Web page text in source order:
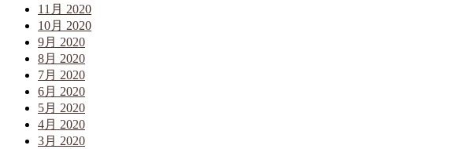
11月 2020
10月 2020
9月 2020
8月 2020
7月 2020
6月 2020
5月 2020
4月 2020
3月 2020